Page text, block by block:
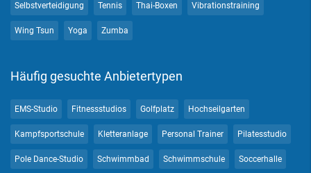
Selbstverteidigung Tennis Thai-Boxen Vibrationstraining
Wing Tsun Yoga Zumba
Häufig gesuchte Anbietertypen
EMS-Studio Fitnessstudios Golfplatz Hochseilgarten
Kampfsportschule Kletteranlage Personal Trainer Pilatesstudio
Pole Dance-Studio Schwimmbad Schwimmschule Soccerhalle